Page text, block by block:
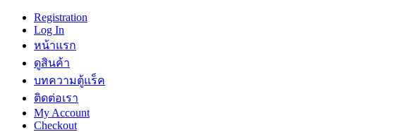
Registration
Log In
หน้าแรก
ดูสินค้า
บทความตู้แร็ค
ติดต่อเรา
My Account
Checkout